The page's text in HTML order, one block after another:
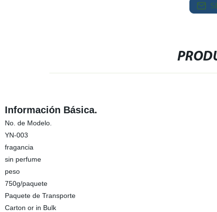
Información Básica.
No. de Modelo.
YN-003
fragancia
sin perfume
peso
750g/paquete
Paquete de Transporte
Carton or in Bulk